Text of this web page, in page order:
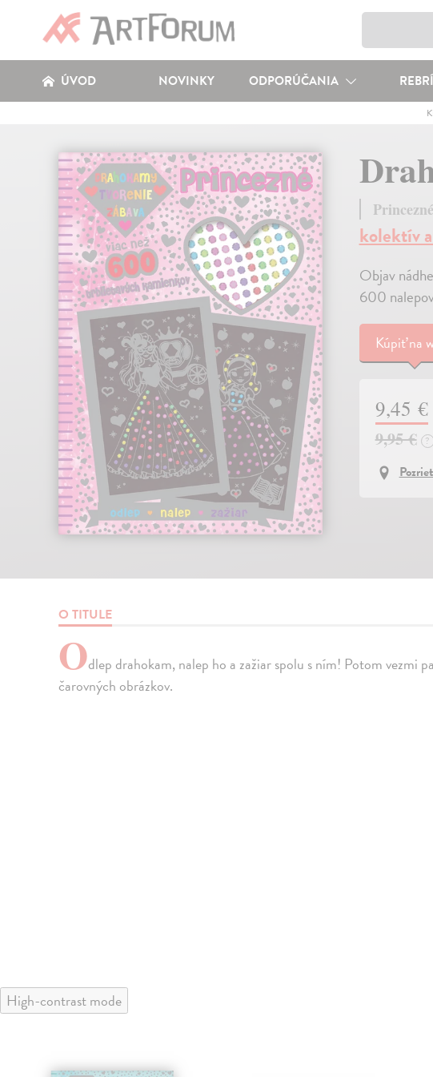
ÚVOD NOVINKY ODPORÚČANIA
Princezné
kolektív
Objav
600
Kúpiťna
9,45 €
9,95 € ?
O TITULE
Odlep drahokam, nalep ho a zažiar spolu s ním! Potom vezmi
čarovných obrázkov.
High-contrast mode